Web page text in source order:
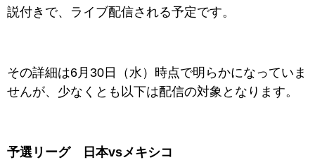
説付きで、ライブ配信される予定です。
その詳細は6月30日（水）時点で明らかになっていま
せんが、少なくとも以下は配信の対象となります。
予選リーグ 日本vsメキシコ